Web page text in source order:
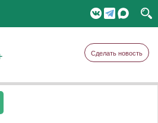
Сделать новость